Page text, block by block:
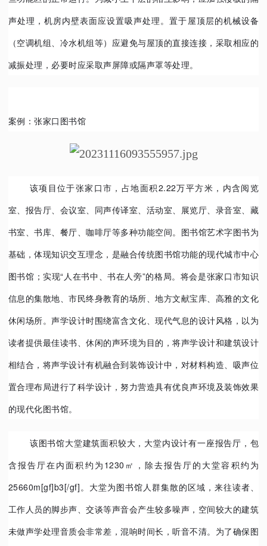
声处理，机房内壁表面应设置吸声处理。置于屋顶层的机械设备
（空调机组、冷水机组等）应避免与屋顶的直接连接，采取相应的
减振处理，必要时应采取声屏障或隔声罩等处理。
案例：张家口图书馆
该项目位于张家口市，占地面积2.22万平方米，内含阅览
室、报告厅、会议室、同声传译室、活动室、展览厅、录音室、藏
书室、书库、餐厅、咖啡厅等多种功能空间。图书馆艺术字图书为
基础，体现知识交互理念，是融合传统图书馆功能的现代城市中心
图书馆；实现“人在书中、书在人旁”的格局。将会是张家口市知识
信息的集散地、市民终身教育的场所、地方文献宝库、高雅的文化
休闲场所。声学设计时围绕富含文化、现代气息的设计风格，以为
读者提供最佳读书、休闲的声环境为目的，将声学设计和建筑设计
相结合，将声学设计有机融合到装饰设计中，对材料构造、吸声位
置合理布局进行了科学设计，努力营造具有优良声环境及装饰效果
的现代化图书馆。
该图书馆大堂建筑面积较大，大堂内设计有一座报告厅，包
含报告厅在内面积约为1230㎡，除去报告厅的大堂容积约为
25660m[gf]b3[/gf]。大堂为图书馆人群集散的区域，来往读者、
工作人员的脚步声、交谈等声音会产生较多噪声，空间较大的建筑
未做声学处理音质会非常差，混响时间长，听音不清。为了确保图